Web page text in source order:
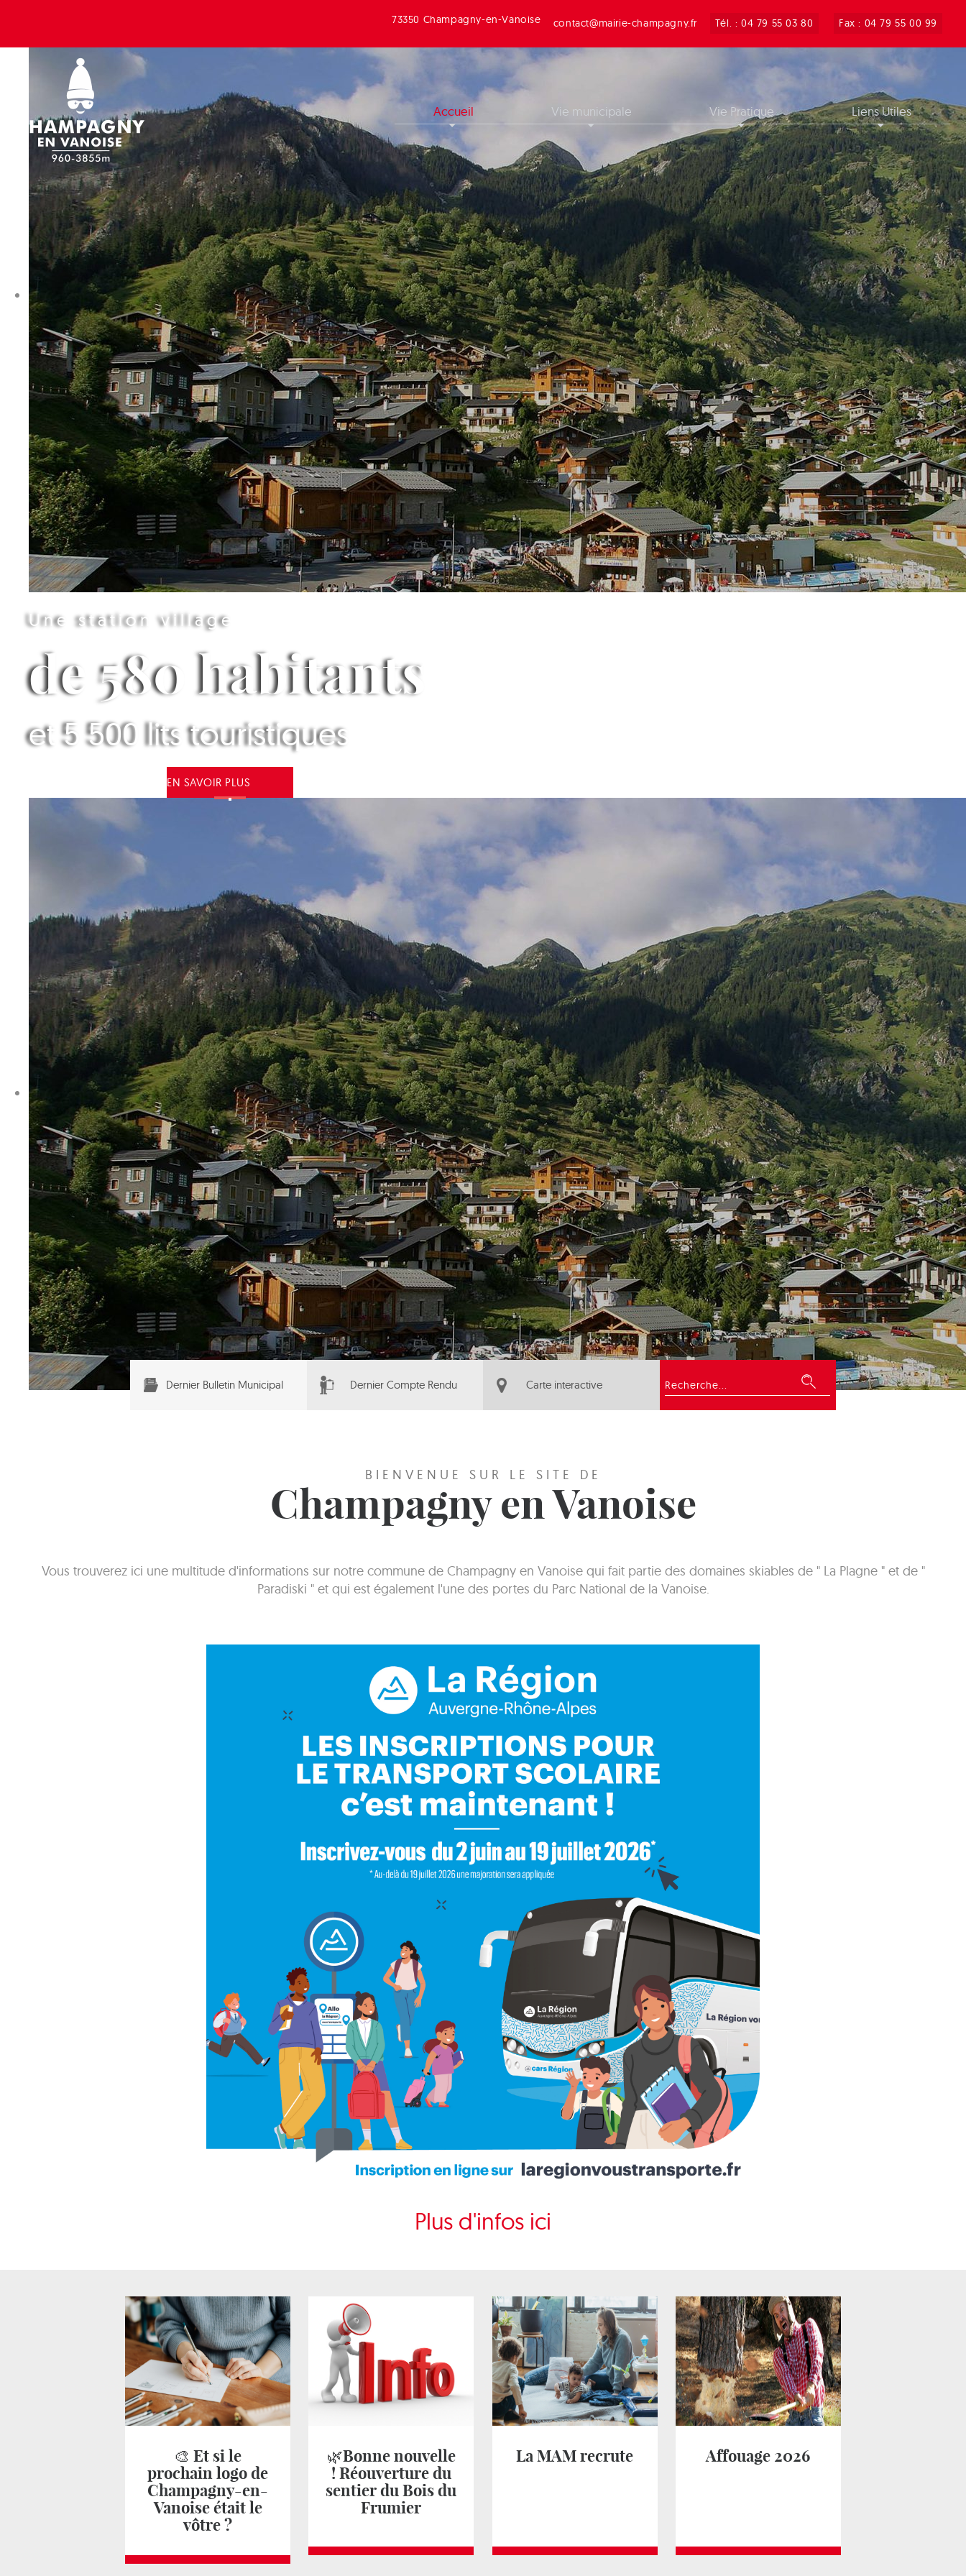
73350 Champagny-en-Vanoise contact@mairie-champagny.fr Tél. : 04 79 55 03 80 Fax : 04 79 55 00 99
Accueil Vie municipale Vie Pratique Liens Utiles
Une station village
de 580 habitants
et 5 500 lits touristiques
EN SAVOIR PLUS
Dernier Bulletin Municipal Dernier Compte Rendu Carte interactive Rechercher
BIENVENUE SUR LE SITE DE
Champagny en Vanoise
Vous trouverez ici une multitude d'informations sur notre commune de Champagny en Vanoise qui fait partie des domaines skiables de " La Plagne " et de "
Paradiski " et qui est également l'une des portes du Parc National de la Vanoise.
Plus d'infos ici
🎨 Et si le
prochain logo de
Champagny-en-
Vanoise était le
vôtre ?
🌿Bonne nouvelle
! Réouverture du
sentier du Bois du
Frumier
La MAM recrute Affouage 2026